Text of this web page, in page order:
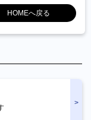
HOMEへ戻る